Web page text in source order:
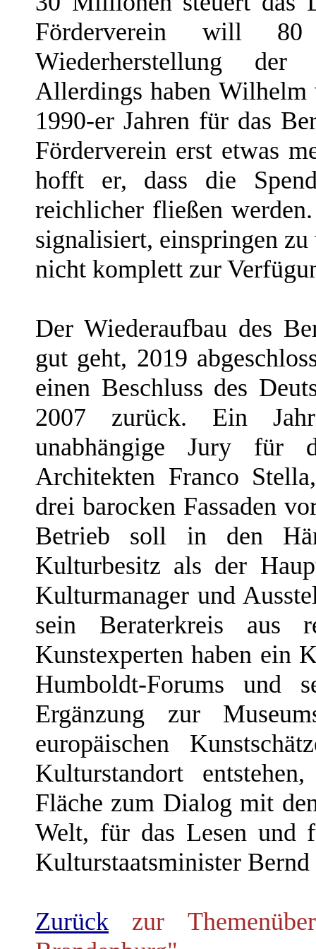
Förderverein will
Wiederherstellung der
Allerdings haben
1990-er Jahren für das
Förderverein erst etwas
hofft er, dass die
reichlicher fließen
signalisiert, einspringen
nicht komplett zur
Der Wiederaufbau des
gut geht, 2019
einen Beschluss des
2007 zurück. Ein
unabhängige Jury für
Architekten Franco
drei barocken Fassaden
Betrieb soll in den
Kulturbesitz als der
Kulturmanager und
sein Beraterkreis aus
Kunstexperten haben ein
Humboldt-Forums und
Ergänzung zur
europäischen
Kulturstandort
Fläche zum Dialog mit
Welt, für das Lesen und
Kulturstaatsminister Bernd
Zurück zur